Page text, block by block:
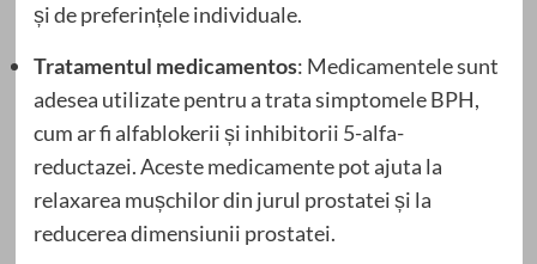
și de preferințele individuale.
Tratamentul medicamentos: Medicamentele sunt
adesea utilizate pentru a trata simptomele BPH,
cum ar fi alfablokerii și inhibitorii 5-alfa-
reductazei. Aceste medicamente pot ajuta la
relaxarea mușchilor din jurul prostatei și la
reducerea dimensiunii prostatei.